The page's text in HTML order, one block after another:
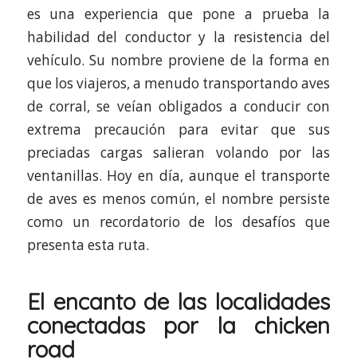
es una experiencia que pone a prueba la
habilidad del conductor y la resistencia del
vehículo. Su nombre proviene de la forma en
que los viajeros, a menudo transportando aves
de corral, se veían obligados a conducir con
extrema precaución para evitar que sus
preciadas cargas salieran volando por las
ventanillas. Hoy en día, aunque el transporte
de aves es menos común, el nombre persiste
como un recordatorio de los desafíos que
presenta esta ruta.
El encanto de las localidades
conectadas por la chicken
road